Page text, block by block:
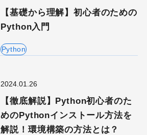
【基礎から理解】初心者のための
Python入門
Python
2024.01.26
【徹底解説】Python初心者のた
めのPythonインストール方法を
解説！環境構築の方法とは？